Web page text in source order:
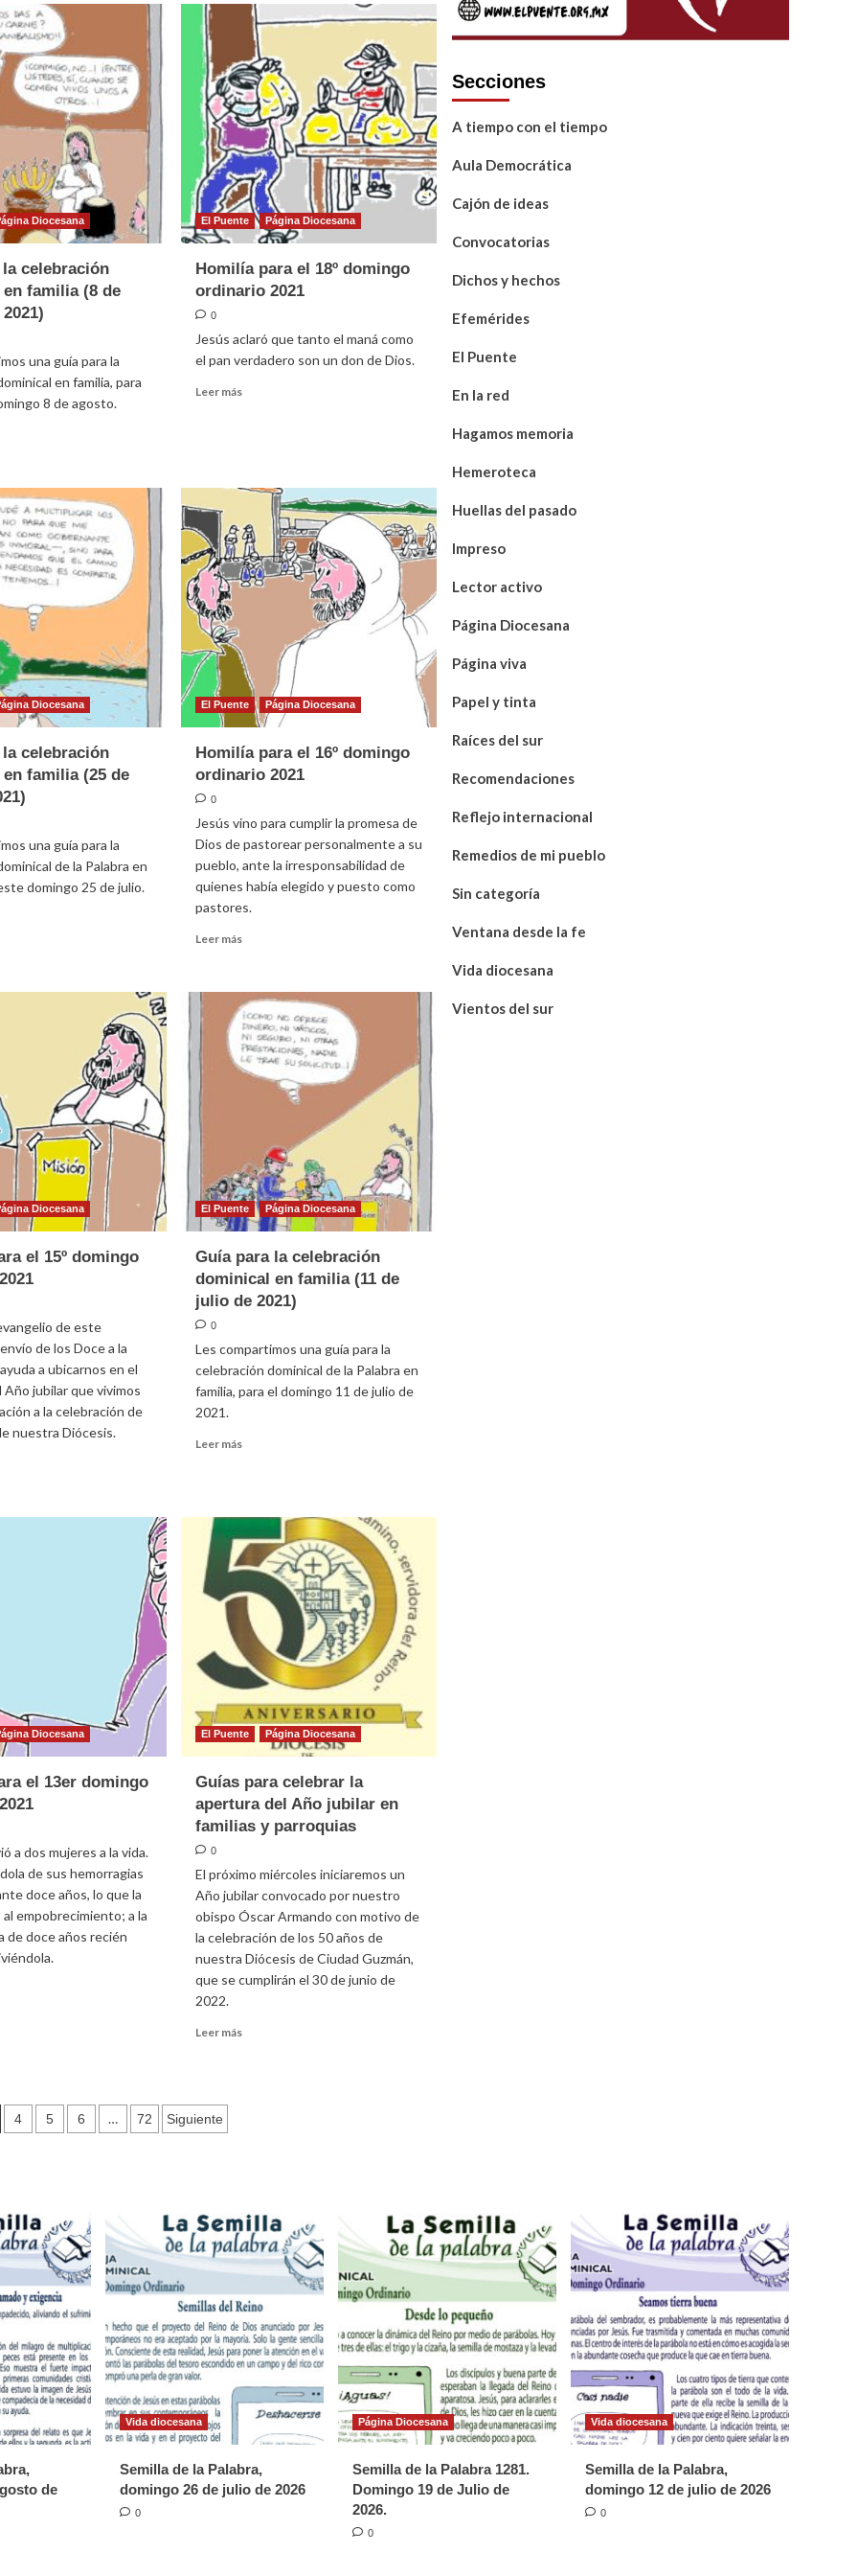
Diocesana
celebración
familia (8 de
una guía para la
en familia, para
8 de agosto.
El Puente Página Diocesana
Homilía para el 18º domingo
ordinario 2021
0
Jesús aclaró que tanto el maná como
el pan verdadero son un don de Dios.
Leer másLeer
18º
domingo
ordinario
2021
Diocesana
celebración
familia (25 de
una guía para la
de la Palabra en
domingo 25 de julio.
El Puente Página Diocesana
Homilía para el 16º domingo
ordinario 2021
0
Jesús vino para cumplir la promesa de
Dios de pastorear personalmente a su
pueblo, ante la irresponsabilidad de
quienes había elegido y puesto como
pastores.
Leer másLeer
Homilía
para
el
16º
domingo
ordinario
Diocesana
el 15º domingo
de este
de los Doce a la
a ubicarnos en el
Año jubilar que vivimos
a la celebración de
nuestra Diócesis.
El Puente Página Diocesana
Guía para la celebración
dominical en familia (11 de
julio de 2021)
0
Les compartimos una guía para la
celebración dominical de la Palabra en
familia, para el domingo 11 de julio de
2021.
Leer másLeer
para
la
celebración
dominical
familia
(11
julio
de
2021)
Diocesana
el 13er domingo
a dos mujeres a la vida.
de sus hemorragias
doce años, lo que la
al empobrecimiento; a la
de doce años recién
El Puente Página Diocesana
Guías para celebrar la
apertura del Año jubilar en
familias y parroquias
0
El próximo miércoles iniciaremos un
Año jubilar convocado por nuestro
obispo Óscar Armando con motivo de
la celebración de los 50 años de
nuestra Diócesis de Ciudad Guzmán,
que se cumplirán el 30 de junio de
2022.
Leer másLeer
jubilar
en
familias
y
parroquias
4 5 6 … 72 Siguiente
Secciones
A tiempo con el tiempo
Aula Democrática
Cajón de ideas
Convocatorias
Dichos y hechos
Efemérides
El Puente
En la red
Hagamos memoria
Hemeroteca
Huellas del pasado
Impreso
Lector activo
Página Diocesana
Página viva
Papel y tinta
Raíces del sur
Recomendaciones
Reflejo internacional
Remedios de mi pueblo
Sin categoría
Ventana desde la fe
Vida diocesana
Vientos del sur
de
Vida diocesana
Semilla de la Palabra,
domingo 26 de julio de 2026
0
Página Diocesana
Semilla de la Palabra 1281.
Domingo 19 de Julio de
2026.
0
Vida diocesana
Semilla de la Palabra,
domingo 12 de julio de 2026
0